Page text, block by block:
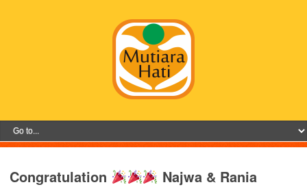
Congratulation Najwa & Rania